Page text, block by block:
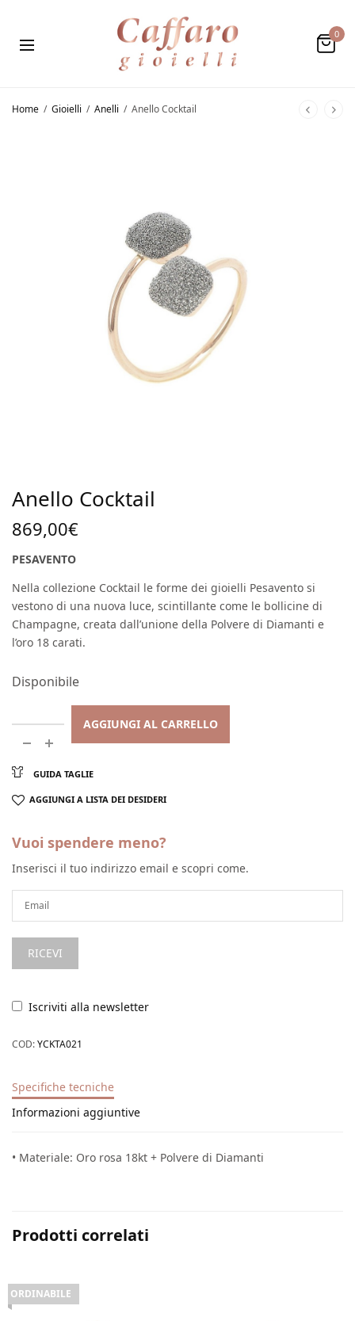
0
Home / Gioielli / Anelli / Anello Cocktail
Anello Cocktail
869,00€
PESAVENTO
Nella collezione Cocktail le forme dei gioielli Pesavento si
vestono di una nuova luce, scintillante come le bollicine di
Champagne, creata dall’unione della Polvere di Diamanti e
l’oro 18 carati.
Disponibile
AGGIUNGI AL CARRELLO
GUIDA TAGLIE
AGGIUNGI A LISTA DEI DESIDERI
Vuoi spendere meno?
Inserisci il tuo indirizzo email e scopri come.
Iscriviti alla newsletter
COD:YCKTA021
Specifiche tecniche
Informazioni aggiuntive
• Materiale: Oro rosa 18kt + Polvere di Diamanti
Prodotti correlati
ORDINABILE